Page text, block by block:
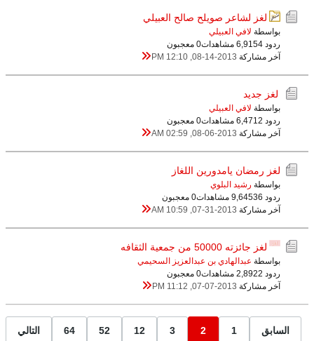
لغز لشاعر صويلح صالح العبيلي
بواسطة لافي العبيلي
ردود 4
6,915 مشاهدات
0 معجبون
آخر مشاركة 08-14-2013, 12:10 PM
لغز جديد
بواسطة لافي العبيلي
ردود 2
6,471 مشاهدات
0 معجبون
آخر مشاركة 08-06-2013, 02:59 AM
لغز رمضان يامدورين اللغاز
بواسطة رشيد البلوي
ردود 36
9,645 مشاهدات
0 معجبون
آخر مشاركة 07-31-2013, 10:59 AM
لغز جائزته 50000 من جمعية الثقافه
بواسطة عبدالهادي بن عبدالعزيز السحيمي
ردود 2
2,892 مشاهدات
0 معجبون
آخر مشاركة 07-07-2013, 11:12 PM
السابق 1
2
3
12
52
64 التالي